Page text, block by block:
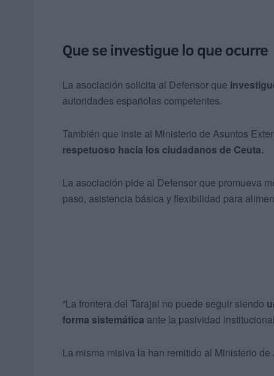
Que se investigue lo que ocurre
La asociación solicita al Defensor que
autoridades españolas competentes.
También que inste al Ministerio de Asuntos
respetuoso hacia los ciudadanos de Ceuta.
La asociación pide al Defensor que promueva
paso, asistencia básica y flexibilidad para
“La frontera del Tarajal no puede seguir siendo
forma sistemática ante la pasividad
La misma misiva la han remitido al Ministerio